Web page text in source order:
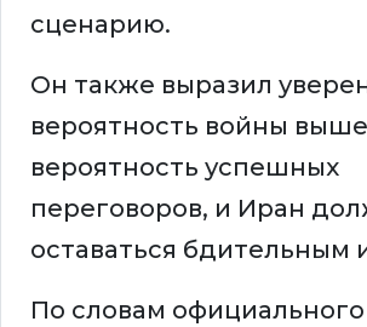
сценарию.
Он также выразил
вероятность войны
вероятность успешных
переговоров, и Иран
оставаться бдительным
По словам официального